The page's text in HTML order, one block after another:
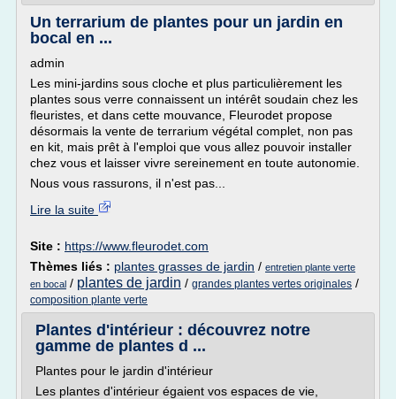
Un terrarium de plantes pour un jardin en
bocal en ...
admin
Les mini-jardins sous cloche et plus particulièrement les
plantes sous verre connaissent un intérêt soudain chez les
fleuristes, et dans cette mouvance, Fleurodet propose
désormais la vente de terrarium végétal complet, non pas
en kit, mais prêt à l'emploi que vous allez pouvoir installer
chez vous et laisser vivre sereinement en toute autonomie.
Nous vous rassurons, il n'est pas...
Lire la suite
Site : https://www.fleurodet.com
Thèmes liés : plantes grasses de jardin / entretien plante verte
en bocal / plantes de jardin / grandes plantes vertes originales /
composition plante verte
Plantes d'intérieur : découvrez notre
gamme de plantes d ...
Plantes pour le jardin d'intérieur
Les plantes d'intérieur égaient vos espaces de vie,